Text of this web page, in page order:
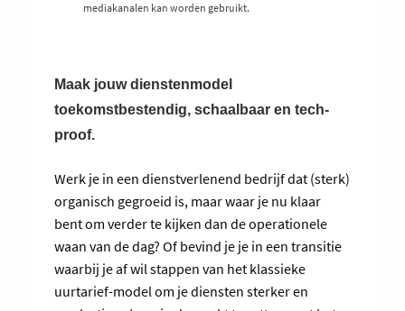
Maak jouw dienstenmodel
toekomstbestendig, schaalbaar en tech-
proof.
Werk je in een dienstverlenend bedrijf dat (sterk)
organisch gegroeid is, maar waar je nu klaar
bent om verder te kijken dan de operationele
waan van de dag? Of bevind je je in een transitie
waarbij je af wil stappen van het klassieke
uurtarief-model om je diensten sterker en
mediakanalen kan worden gebruikt.